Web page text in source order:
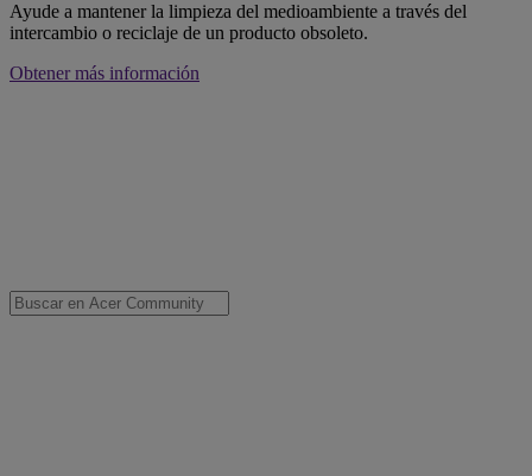
Ayude a mantener la limpieza del medioambiente a través del
intercambio o reciclaje de un producto obsoleto.
Obtener más información